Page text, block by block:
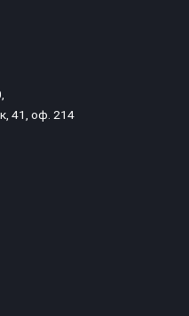
41, оф. 214